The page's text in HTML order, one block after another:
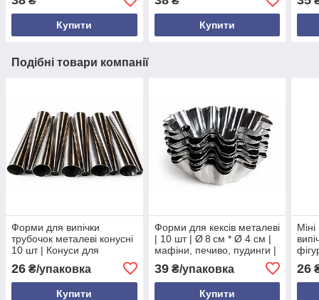
печива з малюнками |
Червона, 36×21,5 см
Купити
Інструмент для нарізання
піци, Україна
Купити
Подібні товари компанії
Форми для випічки
трубочок металеві конусні
10 шт | Конуси для
десертів, довжина 10 см |
Форми з металу для
трубочок | Україна
26 ₴/упаковка
Купити
Форми для кексів металеві
| 10 шт | Ø 8 см * Ø 4 см |
мафіни, печиво, пудинги |
захисним покриттям |
Україна
39₴/упаковка
Купити
26